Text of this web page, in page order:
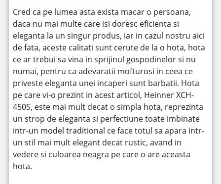
Cred ca pe lumea asta exista macar o persoana,
daca nu mai multe care isi doresc eficienta si
eleganta la un singur produs, iar in cazul nostru aici
de fata, aceste calitati sunt cerute de la o hota, hota
ce ar trebui sa vina in sprijinul gospodinelor si nu
numai, pentru ca adevaratii mofturosi in ceea ce
priveste eleganta unei incaperi sunt barbatii. Hota
pe care vi-o prezint in acest articol, Heinner XCH-
450S, este mai mult decat o simpla hota, reprezinta
un strop de eleganta si perfectiune toate imbinate
intr-un model traditional ce face totul sa apara intr-
un stil mai mult elegant decat rustic, avand in
vedere si culoarea neagra pe care o are aceasta
hota.